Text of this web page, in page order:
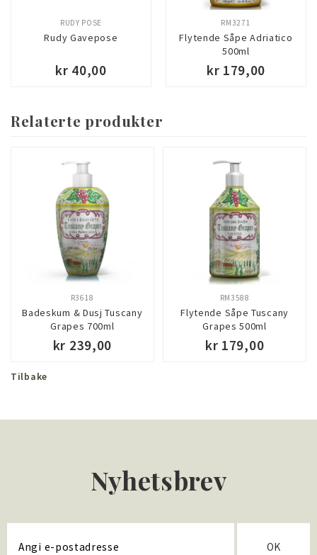
Rudy Gavepose
RUDY POSE
kr 40,00
Flytende Såpe Adriatico
500ml
RM3271
kr 179,00
Relaterte produkter
Badeskum & Dusj Tuscany
Grapes 700ml
R3618
kr 239,00
Flytende Såpe Tuscany
Grapes 500ml
RM3588
kr 179,00
Tilbake
Nyhetsbrev
OK